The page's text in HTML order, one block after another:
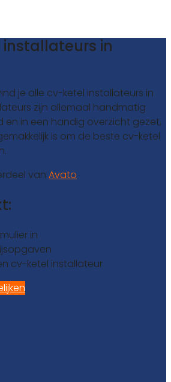
in
je alle cv-ketel installateurs in
zijn allemaal handmatig
en in een handig overzicht gezet,
is om de beste cv-ketel
van Avato
in
cv-ketel installateur